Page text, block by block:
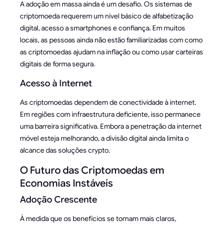
A adoção em massa ainda é um desafio. Os sistemas de
criptomoeda requerem um nível básico de alfabetização
digital, acesso a smartphones e confiança. Em muitos
locais, as pessoas ainda não estão familiarizadas com como
as criptomoedas ajudam na inflação ou como usar carteiras
digitais de forma segura.
Acesso à Internet
As criptomoedas dependem de conectividade à internet.
Em regiões com infraestrutura deficiente, isso permanece
uma barreira significativa. Embora a penetração da internet
móvel esteja melhorando, a divisão digital ainda limita o
alcance das soluções crypto.
O Futuro das Criptomoedas em
Economias Instáveis
Adoção Crescente
À medida que os benefícios se tornam mais claros,